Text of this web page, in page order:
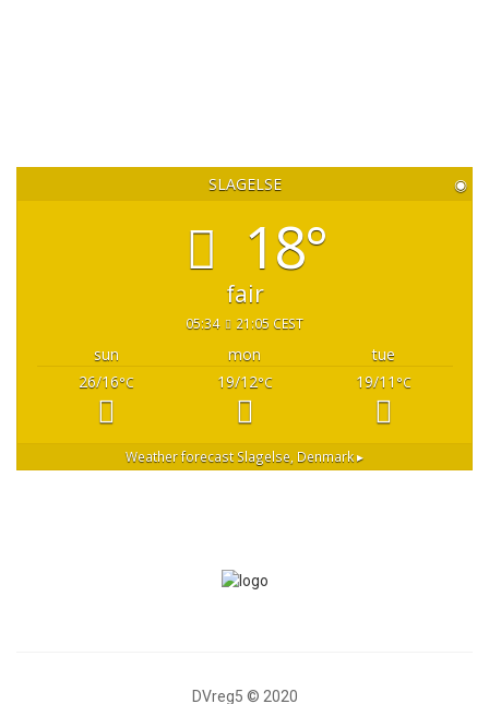
SLAGELSE ◉
18°
fair
05:34 21:05 CEST
sun mon
tue
26/16°C 19/12°C 19/11 °C
Weather forecast Slagelse, Denmark ▸
DVreg5 © 2020